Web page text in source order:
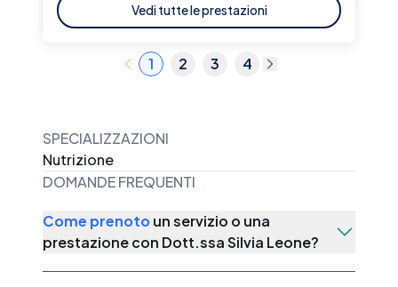
Vedi tutte le prestazioni
1 2 3 4
SPECIALIZZAZIONI
Nutrizione
DOMANDE FREQUENTI
Come prenotoun servizio o una
prestazione con Dott.ssa Silvia Leone?